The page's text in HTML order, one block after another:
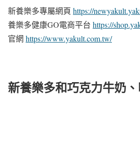
新養樂多專屬網頁 https://
養樂多健康GO電商平台 https://
官網 https://www.yakult.com.tw/
新養樂多和巧克力牛奶